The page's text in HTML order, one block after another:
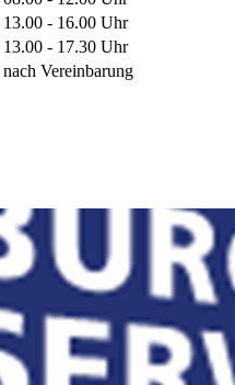
13.00 - 16.00 Uhr
13.00 - 17.30 Uhr
nach Vereinbarung